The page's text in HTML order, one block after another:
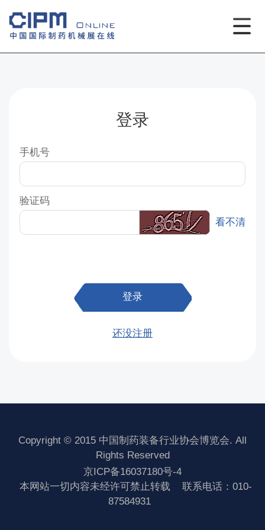
登录
手机号
验证码
看不清
登录
还没注册
Copyright © 2015 中国制药装备行业协会博览会. All
Rights Reserved
京ICP备16037180号-4
本网站一切内容未经许可禁止转载
联系电话：010-
87584931